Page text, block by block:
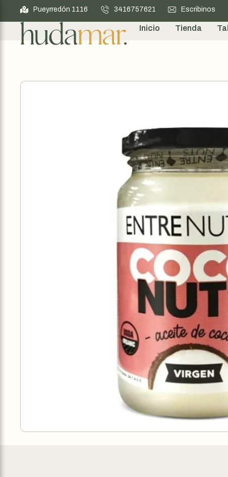
Pueyrredón 1116 3416757621 Escribinos
Inicio Tienda